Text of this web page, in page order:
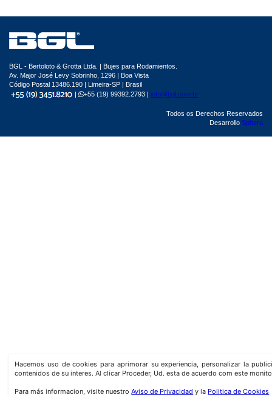
Hacemos uso de cookies para aprimorar su experiencia, personalizar la
contenidos de su interes. Al clicar Proceder, Ud. esta de acuerdo com este
Para más informacion, visite nuestroAviso de Privacidad y la Politica de Cookies
BGL - Bertoloto & Grotta Ltda. | Bujes para Rodamientos.
Av. Major José Levy Sobrinho, 1296 | Boa Vista
Código Postal 13486.190 | Limeira-SP | Brasil
|
+55 (19) 99392.2793 | info@bgl.com.br
Todos os Derechos Reservados
Desarrollo Sphera